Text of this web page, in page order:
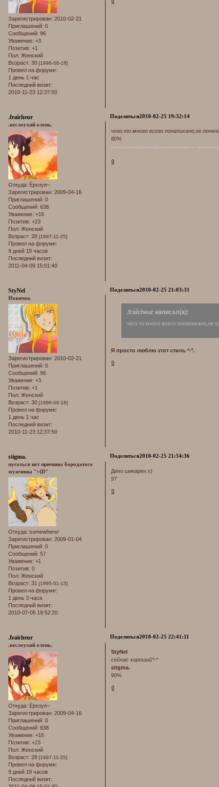
Зарегистрирован: 2010-02-21
Приглашений: 0
Сообщений: 96
Уважение: +3
Позитив: +1
Пол: Женский
Возраст: 30 [1996-06-18]
Провел на форуме:
1 день 1 час
Последний визит:
2010-11-23 12:37:50
Поделиться2010-02-25 19:32:14
.fraîcheur
.веслоухий олень.
Откуда: Ёрозуя~
Зарегистрирован: 2009-04-16
Приглашений: 0
Сообщений: 638
Уважение: +16
Позитив: +23
Пол: Женский
Возраст: 28 [1997-11-25]
Провел на форуме:
9 дней 19 часов
Последний визит:
2011-04-09 15:01:40
чего то много всего понапихано,не
80%
за свой я не жду более 70% ,но мне он нравке <-- высказалсо!
0
Поделиться2010-02-25 21:03:31
StyNel
Новичок
Зарегистрирован: 2010-02-21
Приглашений: 0
Сообщений: 96
Уважение: +3
Позитив: +1
Пол: Женский
Возраст: 30 [1996-06-18]
Провел на форуме:
1 день 1 час
Последний визит:
2010-11-23 12:37:50
.fraîcheur написал(а):
чего то много всего понапихано,не
Я просто люблю этот стиль *-*.
0
Поделиться2010-02-25 21:54:36
stigma.
пугаться нет причины бородатого
мужчины "={D"
Откуда: somewhere/
Зарегистрирован: 2009-01-04
Приглашений: 0
Сообщений: 57
Уважение: +1
Позитив: 0
Пол: Женский
Возраст: 31 [1995-01-15]
Провел на форуме:
1 день 3 часа
Последний визит:
2010-07-05 19:52:20
Дино шикарен х)
97
0
Поделиться2010-02-25 22:41:11
.fraîcheur
.веслоухий олень.
Откуда: Ёрозуя~
Зарегистрирован: 2009-04-16
Приглашений: 0
Сообщений: 638
Уважение: +16
Позитив: +23
Пол: Женский
Возраст: 28 [1997-11-25]
Провел на форуме:
9 дней 19 часов
Последний визит:
StyNel
сейчас хороший*-*
stigma.
90%
0